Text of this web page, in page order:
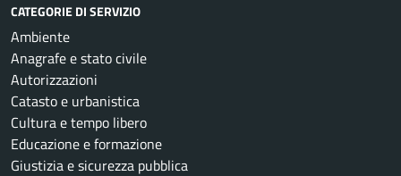
CATEGORIE DI SERVIZIO
Ambiente
Anagrafe e stato civile
Autorizzazioni
Catasto e urbanistica
Cultura e tempo libero
Educazione e formazione
Giustizia e sicurezza pubblica